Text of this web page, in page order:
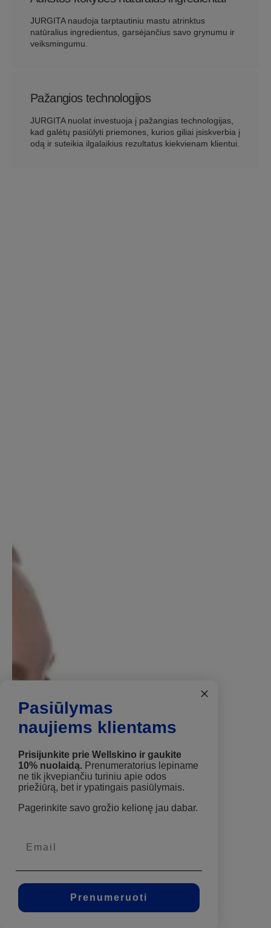
JURGITA naudoja tarptautiniu mastu atrinktus
natūralius ingredientus, garsėjančius savo grynumu ir
veiksmingumu.
Pažangios technologijos
JURGITA nuolat investuoja į pažangias technologijas,
kad galėtų pasiūlyti priemones, kurios giliai įsiskverbia į
odą ir suteikia ilgalaikius rezultatus kiekvienam klientui.
Pasiūlymas
naujiems klientams
Prisijunkite prie Wellskino ir gaukite
10% nuolaidą. Prenumeratorius lepiname
ne tik įkvepiančiu turiniu apie odos
priežiūrą, bet ir ypatingais pasiūlymais.
Pagerinkite savo grožio kelionę jau dabar.
Prenumeruoti